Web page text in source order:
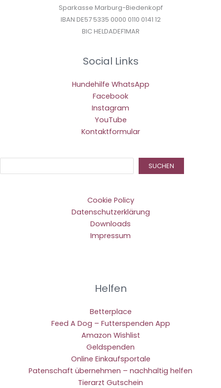
Sparkasse Marburg-Biedenkopf
IBAN DE57 5335 0000 0110 0141 12
BIC HELDADEF1MAR
Social Links
Hundehilfe WhatsApp
Facebook
Instagram
YouTube
Kontaktformular
SUCHEN
Cookie Policy
Datenschutzerklärung
Downloads
Impressum
Helfen
Betterplace
Feed A Dog – Futterspenden App
Amazon Wishlist
Geldspenden
Online Einkaufsportale
Patenschaft übernehmen – nachhaltig helfen
Tierarzt Gutschein